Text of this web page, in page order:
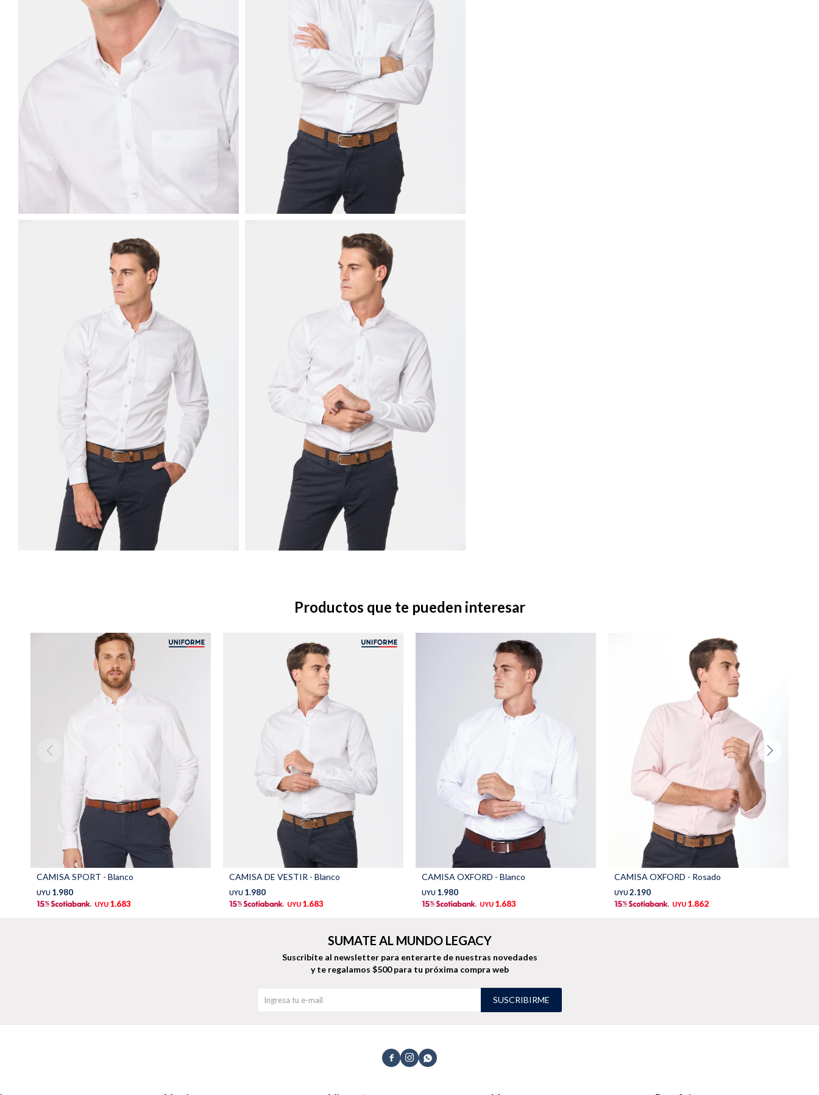
Productos que te pueden interesar
CAMISA SPORT - Blanco
UYU 1.980
UYU 1.683
CAMISA DE VESTIR - Blanco
UYU 1.980
UYU 1.683
CAMISA OXFORD - Blanco
UYU 1.980
UYU 1.683
CAMISA OXFORD - Rosado
UYU 2.190
UYU 1.862
  
SUMATE AL MUNDO LEGACY
Suscribíte al newsletter para enterarte de nuestras novedades
y te regalamos $500 para tu próxima compra web
SUSCRIBIRME